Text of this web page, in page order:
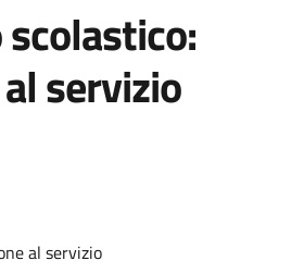
servizio
al servizio